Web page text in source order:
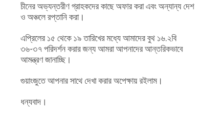
অনুরোধ
করুন
সাইটম্যাপ
চীনের অভ্যন্তরীণ গ্রাহকদের কাছে অফার করা এবং অন্যান্য দেশ
ও অঞ্চলে রপ্তানি করা।
এপ্রিলের ১৫ থেকে ১৯ তারিখের মধ্যে আমাদের বুথ ১৬.২বি
৩৬-৩৭ পরিদর্শন করার জন্য আমরা আপনাদের আন্তরিকভাবে
আমন্ত্রণ জানাচ্ছি।
গুয়াংজুতে আপনার সাথে দেখা করার অপেক্ষায় রইলাম।
ধন্যবাদ।